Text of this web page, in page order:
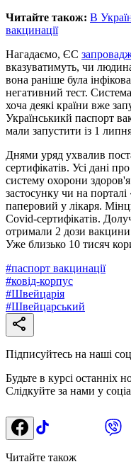
Читайте також: В
вакцинації
Нагадаємо, ЄС
вказуватимуть, чи
вона раніше була
негативний тест.
хоча деякі країни вже
Українськикй паспорт
мали запустити із 1
Днями уряд ухвалив
сертифікатів. Усі дані
систему охорони
застосунку чи на
паперовий у лікаря.
Covid-сертифікатів.
отримали 2 дози вакцини
Уже близько 10 тисяч
#паспорт вакцинації
#ковід-корпус
#Швейцарія
#Швейцарський
Підписуйтесь на наші
Будьте в курсі останніх
Слідкуйте за нами у
Читайте також